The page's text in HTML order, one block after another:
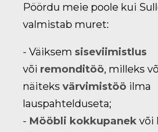
Pöördu meie poole kui
valmistab muret:
- Väiksem siseviimistlus
või remonditöö, milleks
näiteks värvimistöö ilma
lauspahtelduseta;
- Mööbli kokkupanek või